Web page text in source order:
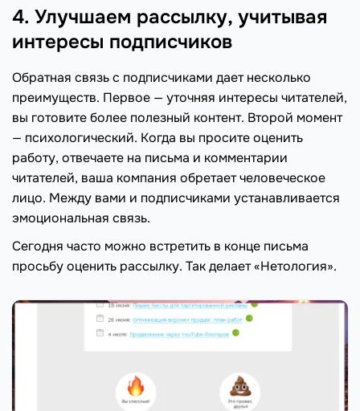
4. Улучшаем рассылку, учитывая
интересы подписчиков
Обратная связь с подписчиками дает несколько
преимуществ. Первое — уточняя интересы читателей,
вы готовите более полезный контент. Второй момент
— психологический. Когда вы просите оценить
работу, отвечаете на письма и комментарии
читателей, ваша компания обретает человеческое
лицо. Между вами и подписчиками устанавливается
эмоциональная связь.
Сегодня часто можно встретить в конце письма
просьбу оценить рассылку. Так делает «Нетология».